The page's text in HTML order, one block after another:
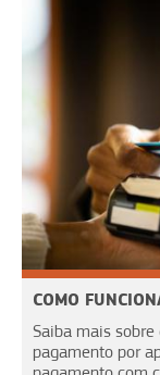
COMO
Saiba mais
pagamento por